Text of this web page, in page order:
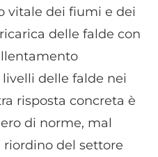
vitale dei fiumi e dei
delle falde con
delle falde nei
risposta concreta è
di norme, mal
riordino del settore